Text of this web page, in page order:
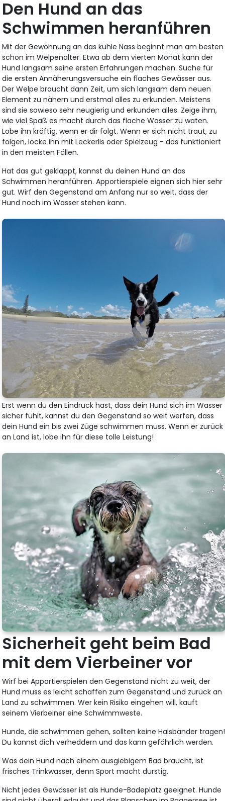
Den Hund an das
Schwimmen heranführen
Mit der Gewöhnung an das kühle Nass beginnt man am besten
schon im Welpenalter. Etwa ab dem vierten Monat kann der
Hund langsam seine ersten Erfahrungen machen. Suche für
die ersten Annäherungsversuche ein flaches Gewässer aus.
Der Welpe braucht dann Zeit, um sich langsam dem neuen
Element zu nähern und erstmal alles zu erkunden. Meistens
sind sie sowieso sehr neugierig und erkunden alles. Zeige ihm,
wie viel Spaß es macht durch das flache Wasser zu waten.
Lobe ihn kräftig, wenn er dir folgt. Wenn er sich nicht traut, zu
folgen, locke ihn mit Leckerlis oder Spielzeug - das funktioniert
in den meisten Fällen.
Hat das gut geklappt, kannst du deinen Hund an das
Schwimmen heranführen. Apportierspiele eignen sich hier sehr
gut. Wirf den Gegenstand am Anfang nur so weit, dass der
Hund noch im Wasser stehen kann.
Erst wenn du den Eindruck hast, dass dein Hund sich im Wasser
sicher fühlt, kannst du den Gegenstand so weit werfen, dass
dein Hund ein bis zwei Züge schwimmen muss. Wenn er zurück
an Land ist, lobe ihn für diese tolle Leistung!
Sicherheit geht beim Bad
mit dem Vierbeiner vor
Wirf bei Apportierspielen den Gegenstand nicht zu weit, der
Hund muss es leicht schaffen zum Gegenstand und zurück an
Land zu schwimmen. Wer kein Risiko eingehen will, kauft
seinem Vierbeiner eine Schwimmweste.
Hunde, die schwimmen gehen, sollten keine Halsbänder tragen!
Du kannst dich verheddern und das kann gefährlich werden.
Was dein Hund nach einem ausgiebigem Bad braucht, ist
frisches Trinkwasser, denn Sport macht durstig.
Nicht jedes Gewässer ist als Hunde-Badeplatz geeignet. Hunde